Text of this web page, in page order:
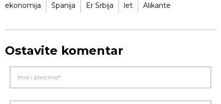
ekonomija
Španija Er Srbija let Alikante
Ostavite komentar